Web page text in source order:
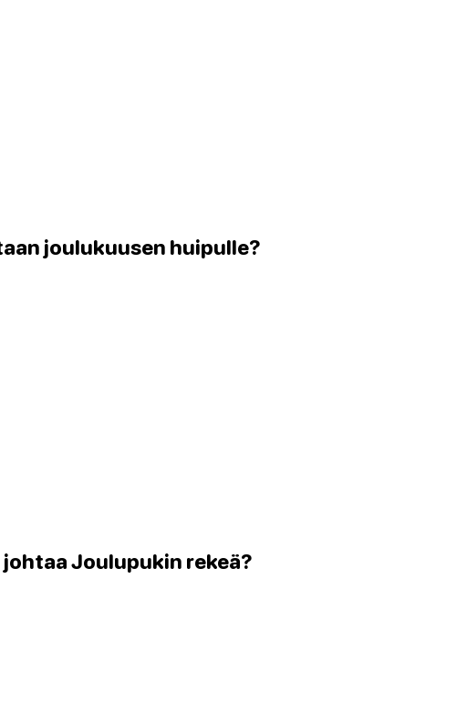
joulukuusen huipulle?
johtaa Joulupukin rekeä?